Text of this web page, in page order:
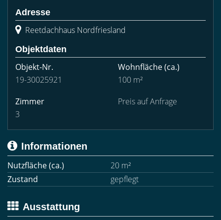
Adresse
Reetdachhaus Nordfriesland
Objektdaten
Objekt-Nr.
19-30025921
Wohnfläche(ca.)
100 m²
Zimmer
3
Preis auf Anfrage
Informationen
Nutzfläche (ca.)
20 m²
Zustand
gepflegt
Ausstattung